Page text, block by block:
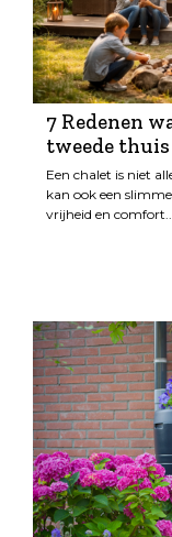
7 Redenen
tweede
Een chalet is niet
kan ook een
vrijheid en